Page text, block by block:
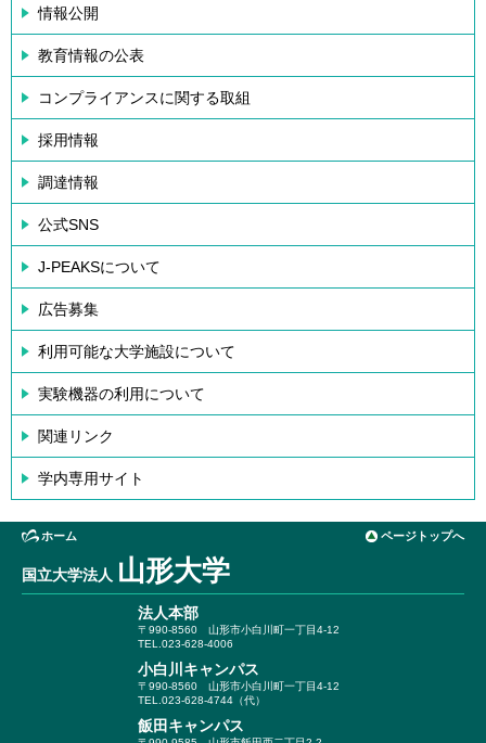
情報公開
教育情報の公表
コンプライアンスに関する取組
採用情報
調達情報
公式SNS
J-PEAKSについて
広告募集
利用可能な大学施設について
実験機器の利用について
関連リンク
学内専用サイト
ホーム ページトップへ
国立大学法人 山形大学
法人本部
〒990-8560 山形市小白川町一丁目4-12
TEL.023-628-4006
小白川キャンパス
〒990-8560 山形市小白川町一丁目4-12
TEL.023-628-4744（代）
飯田キャンパス